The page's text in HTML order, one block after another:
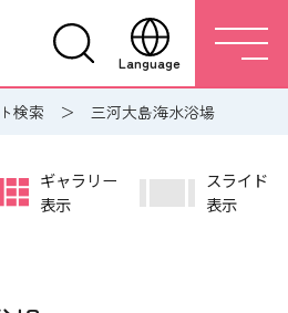
Language
検索 三河大島海水浴場
ギャラリー
表示
スライド
表示